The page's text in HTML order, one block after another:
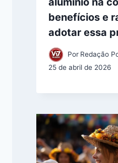
benefícios e
adotar essa
Por Redação
25 de abril de 2026